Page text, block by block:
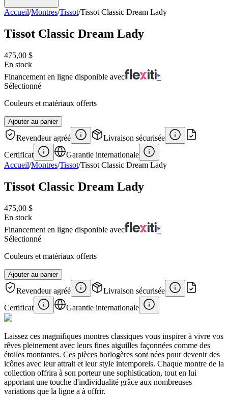
Accueil/Montres/Tissot/Tissot Classic Dream Lady
Tissot Classic Dream Lady
475,00 $
En stock
Financement en ligne disponible avec
*
Sélectionné
Couleurs et matériaux offerts
Ajouter au panier
Revendeur agréé
Livraison sécurisée
Certificat
Garantie internationale
Accueil/Montres/Tissot/Tissot Classic Dream Lady
Tissot Classic Dream Lady
475,00 $
En stock
Financement en ligne disponible avec
*
Sélectionné
Couleurs et matériaux offerts
Ajouter au panier
Revendeur agréé
Livraison sécurisée
Certificat
Garantie internationale
Laissez ces magnifiques montres classiques vous inspirer à vivre vos
rêves pleinement avec leurs fines aiguilles façonnées comme des
étoiles montantes. Ces pièces horlogères sont nées pour devenir des
icônes avec leur attrait et leur style intemporels. Chaque montre de la
collection offrira à son porteur une sophistication, tout en lui
apportant une touche d'individualité grâce aux nombreuses
variations que la ligne a à offrir.